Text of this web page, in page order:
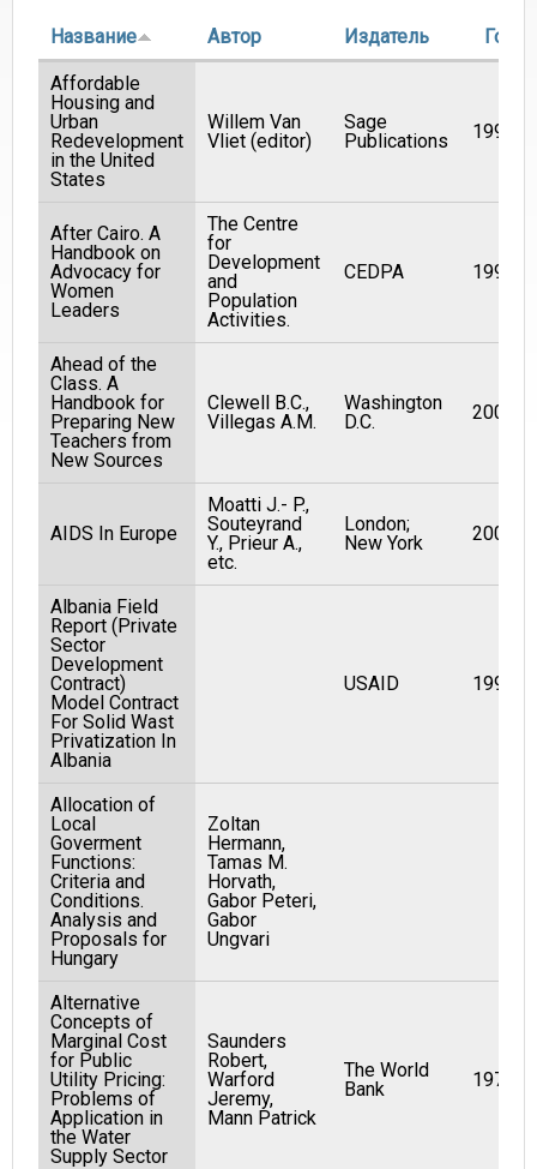
Название Автор Издатель Год
Affordable
Housing and
Urban
Redevelopment
in the United
States
Willem Van
Vliet (editor)
Sage
Publications
1997
After Cairo. A
Handbook on
Advocacy for
Women
Leaders
The Centre
for
Development
and
Population
Activities.
CEDPA 1994
Ahead of the
Class. A
Handbook for
Preparing New
Teachers from
New Sources
Clewell B.C.,
Villegas A.M.
Washington
D.C.
2001
AIDS In Europe
Moatti J.- P.,
Souteyrand
Y., Prieur A.,
etc.
London;
New York
2000
Albania Field
Report (Private
Sector
Development
Contract)
Model Contract
For Solid Wast
Privatization In
Albania
USAID 1994
Allocation of
Local
Goverment
Functions:
Criteria and
Conditions.
Analysis and
Proposals for
Hungary
Zoltan
Hermann,
Tamas M.
Horvath,
Gabor Peteri,
Gabor
Ungvari
Alternative
Concepts of
Marginal Cost
for Public
Utility Pricing:
Problems of
Application in
the Water
Supply Sector
Saunders
Robert,
Warford
Jeremy,
Mann Patrick
The World
Bank
1977